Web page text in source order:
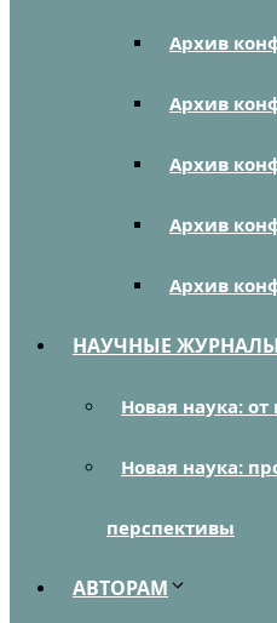
Архив
Архив
Архив
Архив
Архив
НАУЧНЫЕ ЖУРНАЛЫ
Новая наука: от
Новая наука:
перспективы
АВТОРАМ